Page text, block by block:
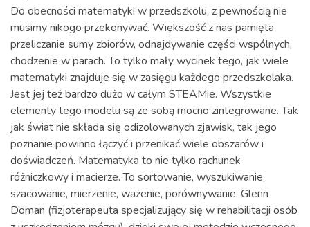
Do obecności matematyki w przedszkolu, z pewnością nie
musimy nikogo przekonywać. Większość z nas pamięta
przeliczanie sumy zbiorów, odnajdywanie części wspólnych,
chodzenie w parach. To tylko mały wycinek tego, jak wiele
matematyki znajduje się w zasięgu każdego przedszkolaka.
Jest jej też bardzo dużo w całym STEAMie. Wszystkie
elementy tego modelu są ze sobą mocno zintegrowane. Tak
jak świat nie składa się odizolowanych zjawisk, tak jego
poznanie powinno łączyć i przenikać wiele obszarów i
doświadczeń. Matematyka to nie tylko rachunek
różniczkowy i macierze. To sortowanie, wyszukiwanie,
szacowanie, mierzenie, ważenie, porównywanie. Glenn
Doman (fizjoterapeuta specjalizujący się w rehabilitacji osób